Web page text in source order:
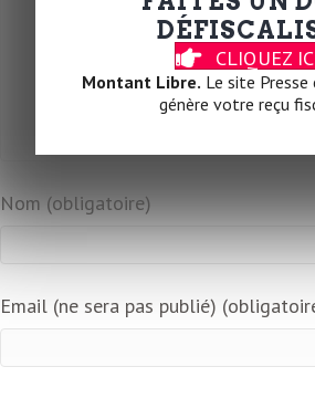
Nom (obligatoire)
Email (ne sera pas publié)
CLIQUEZ
Montant Libre. Le site
génère votre reçu